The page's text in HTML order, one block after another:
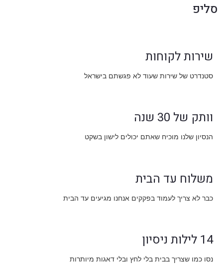
סליפ
שירות לקוחות
סטנדרט של שירות שעוד לא פגשתם בישראל
וותק של 30 שנה
הנסיון שלנו מוכיח שאתם יכולים לישון בשקט
משלוח עד הבית
כבר לא צריך לעמוד בפקקים אנחנו מגיעים עד הבית
14 לילות ניסיון
נסו כמו שצריך בבית בלי לחץ ובלי דאגות מיותרות